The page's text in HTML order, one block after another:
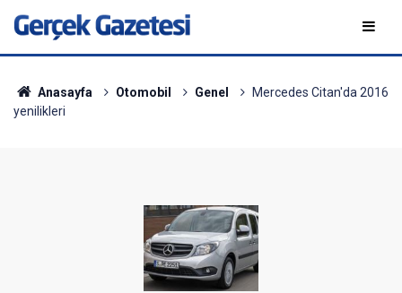
Anasayfa Otomobil Genel
Mercedes Citan'da 2016
yenilikleri